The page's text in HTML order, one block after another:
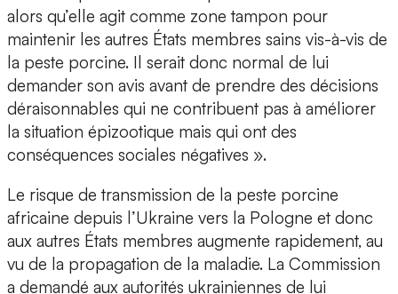
alors qu’elle agit comme zone tampon pour
maintenir les autres États membres sains vis-à-vis de
la peste porcine. Il serait donc normal de lui
demander son avis avant de prendre des décisions
déraisonnables qui ne contribuent pas à améliorer
la situation épizootique mais qui ont des
conséquences sociales négatives ».
Le risque de transmission de la peste porcine
africaine depuis l’Ukraine vers la Pologne et donc
aux autres États membres augmente rapidement, au
vu de la propagation de la maladie. La Commission
a demandé aux autorités ukrainiennes de lui